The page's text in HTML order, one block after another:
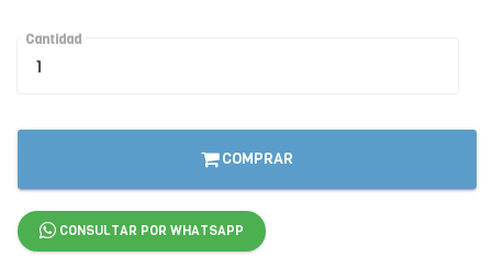
Cantidad
COMPRAR
CONSULTAR POR WHATSAPP